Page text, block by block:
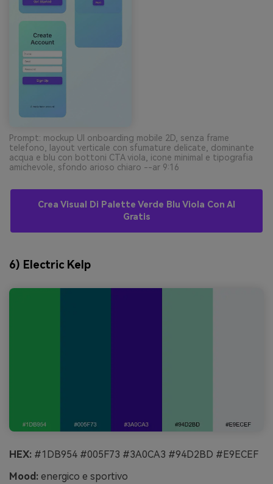
Prompt: mockup UI onboarding mobile 2D, senza frame
telefono, layout verticale con sfumature delicate, dominante
acqua e blu con bottoni CTA viola, icone minimal e tipografia
amichevole, sfondo arioso chiaro --ar 9:16
Crea Visual Di Palette Verde Blu Viola Con AI
Gratis
6) Electric Kelp
HEX: #1DB954 #005F73 #3A0CA3 #94D2BD #E9ECEF
Mood: energico e sportivo